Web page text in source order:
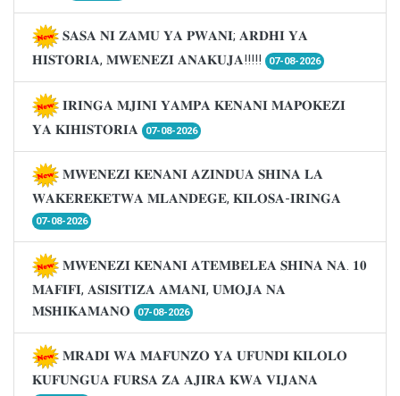
𝐒𝐀𝐒𝐀 𝐍𝐈 𝐙𝐀𝐌𝐔 𝐘𝐀 𝐏𝐖𝐀𝐍𝐈; 𝐀𝐑𝐃𝐇𝐈 𝐘𝐀
𝐇𝐈𝐒𝐓𝐎𝐑𝐈𝐀, 𝐌𝐖𝐄𝐍𝐄𝐙𝐈 𝐀𝐍𝐀𝐊𝐔𝐉𝐀!!!!!
07-08-2026
𝐈𝐑𝐈𝐍𝐆𝐀 𝐌𝐉𝐈𝐍𝐈 𝐘𝐀𝐌𝐏𝐀 𝐊𝐄𝐍𝐀𝐍𝐈 𝐌𝐀𝐏𝐎𝐊𝐄𝐙𝐈
𝐘𝐀 𝐊𝐈𝐇𝐈𝐒𝐓𝐎𝐑𝐈𝐀
07-08-2026
𝐌𝐖𝐄𝐍𝐄𝐙𝐈 𝐊𝐄𝐍𝐀𝐍𝐈 𝐀𝐙𝐈𝐍𝐃𝐔𝐀 𝐒𝐇𝐈𝐍𝐀 𝐋𝐀
𝐖𝐀𝐊𝐄𝐑𝐄𝐊𝐄𝐓𝐖𝐀 𝐌𝐋𝐀𝐍𝐃𝐄𝐆𝐄, 𝐊𝐈𝐋𝐎𝐒𝐀-𝐈𝐑𝐈𝐍𝐆𝐀
07-08-2026
𝐌𝐖𝐄𝐍𝐄𝐙𝐈 𝐊𝐄𝐍𝐀𝐍𝐈 𝐀𝐓𝐄𝐌𝐁𝐄𝐋𝐄𝐀 𝐒𝐇𝐈𝐍𝐀 𝐍𝐀. 𝟏𝟎
𝐌𝐀𝐅𝐈𝐅𝐈, 𝐀𝐒𝐈𝐒𝐈𝐓𝐈𝐙𝐀 𝐀𝐌𝐀𝐍𝐈, 𝐔𝐌𝐎𝐉𝐀 𝐍𝐀
𝐌𝐒𝐇𝐈𝐊𝐀𝐌𝐀𝐍𝐎
07-08-2026
𝐌𝐑𝐀𝐃𝐈 𝐖𝐀 𝐌𝐀𝐅𝐔𝐍𝐙𝐎 𝐘𝐀 𝐔𝐅𝐔𝐍𝐃𝐈 𝐊𝐈𝐋𝐎𝐋𝐎
𝐊𝐔𝐅𝐔𝐍𝐆𝐔𝐀 𝐅𝐔𝐑𝐒𝐀 𝐙𝐀 𝐀𝐉𝐈𝐑𝐀 𝐊𝐖𝐀 𝐕𝐈𝐉𝐀𝐍𝐀